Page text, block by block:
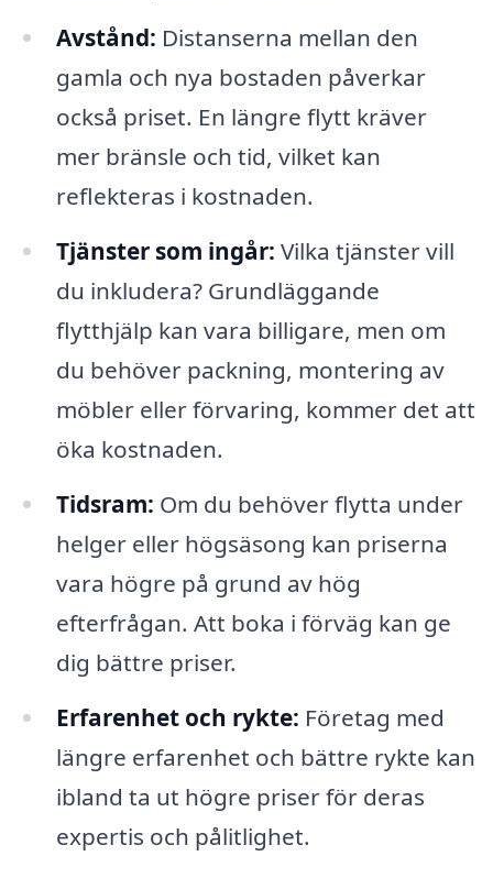
Avstånd: Distanserna mellan den
gamla och nya bostaden påverkar
också priset. En längre flytt kräver
mer bränsle och tid, vilket kan
reflekteras i kostnaden.
Tjänster som ingår: Vilka tjänster vill
du inkludera? Grundläggande
flytthjälp kan vara billigare, men om
du behöver packning, montering av
möbler eller förvaring, kommer det att
öka kostnaden.
Tidsram: Om du behöver flytta under
helger eller högsäsong kan priserna
vara högre på grund av hög
efterfrågan. Att boka i förväg kan ge
dig bättre priser.
Erfarenhet och rykte: Företag med
längre erfarenhet och bättre rykte kan
ibland ta ut högre priser för deras
expertis och pålitlighet.